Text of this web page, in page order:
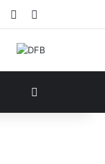
RSS Ausazko